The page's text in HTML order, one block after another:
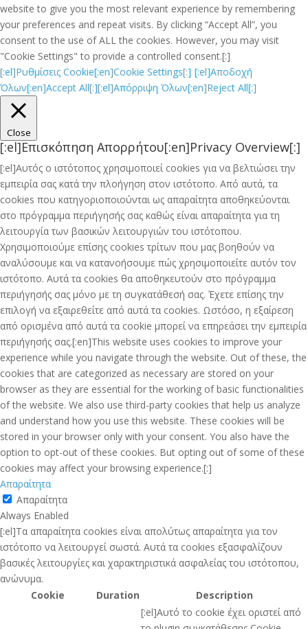
website to give you the most relevant experience by remembering
your preferences and repeat visits. By clicking “Accept All”, you
consent to the use of ALL the cookies. However, you may visit
"Cookie Settings" to provide a controlled consent.[:]
[:el]Ρυθμίσεις Cookie[:en]Cookie Settings[:] [:el]Αποδοχή
Όλων[:en]Accept All[:][:el]Απόρριψη Όλων[:en]Reject All[:]
Close
[:el]Επισκόπηση Απορρήτου[:en]Privacy Overview[:]
[:el]Αυτός ο ιστότοπος χρησιμοποιεί cookies για να βελτιώσει την
εμπειρία σας κατά την πλοήγηση στον ιστότοπο. Από αυτά, τα
cookies που κατηγοριοποιούνται ως απαραίτητα αποθηκεύονται
στο πρόγραμμα περιήγησής σας καθώς είναι απαραίτητα για τη
λειτουργία των βασικών λειτουργιών του ιστότοπου.
Χρησιμοποιούμε επίσης cookies τρίτων που μας βοηθούν να
αναλύσουμε και να κατανοήσουμε πώς χρησιμοποιείτε αυτόν τον
ιστότοπο. Αυτά τα cookies θα αποθηκευτούν στο πρόγραμμα
περιήγησής σας μόνο με τη συγκατάθεσή σας. Έχετε επίσης την
επιλογή να εξαιρεθείτε από αυτά τα cookies. Ωστόσο, η εξαίρεση
από ορισμένα από αυτά τα cookie μπορεί να επηρεάσει την εμπειρία
περιήγησής σας.[:en]This website uses cookies to improve your
experience while you navigate through the website. Out of these, the
cookies that are categorized as necessary are stored on your
browser as they are essential for the working of basic functionalities
of the website. We also use third-party cookies that help us analyze
and understand how you use this website. These cookies will be
stored in your browser only with your consent. You also have the
option to opt-out of these cookies. But opting out of some of these
cookies may affect your browsing experience.[:]
Απαραίτητα
Απαραίτητα
Always Enabled
[:el]Τα απαραίτητα cookies είναι απολύτως απαραίτητα για τον
ιστότοπο να λειτουργεί σωστά. Αυτά τα cookies εξασφαλίζουν
βασικές λειτουργίες και χαρακτηριστικά ασφαλείας του ιστότοπου,
ανώνυμα.
Cookie
Duration
Description
[:el]Αυτό το cookie έχει οριστεί από